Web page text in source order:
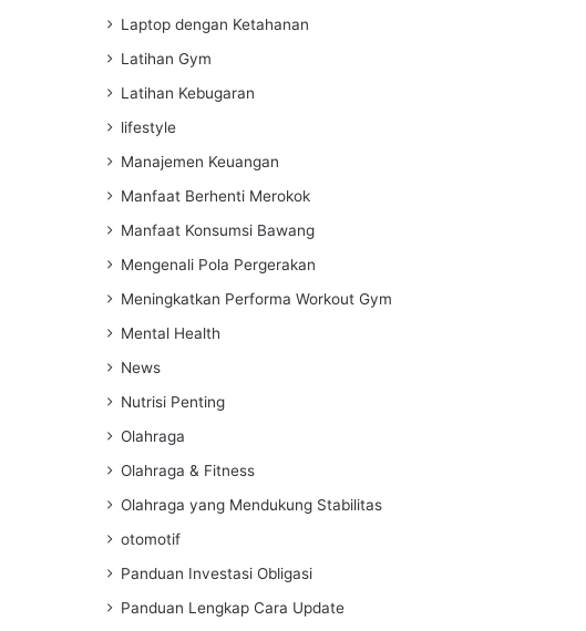
Laptop dengan Ketahanan
Latihan Gym
Latihan Kebugaran
lifestyle
Manajemen Keuangan
Manfaat Berhenti Merokok
Manfaat Konsumsi Bawang
Mengenali Pola Pergerakan
Meningkatkan Performa Workout Gym
Mental Health
News
Nutrisi Penting
Olahraga
Olahraga & Fitness
Olahraga yang Mendukung Stabilitas
otomotif
Panduan Investasi Obligasi
Panduan Lengkap Cara Update